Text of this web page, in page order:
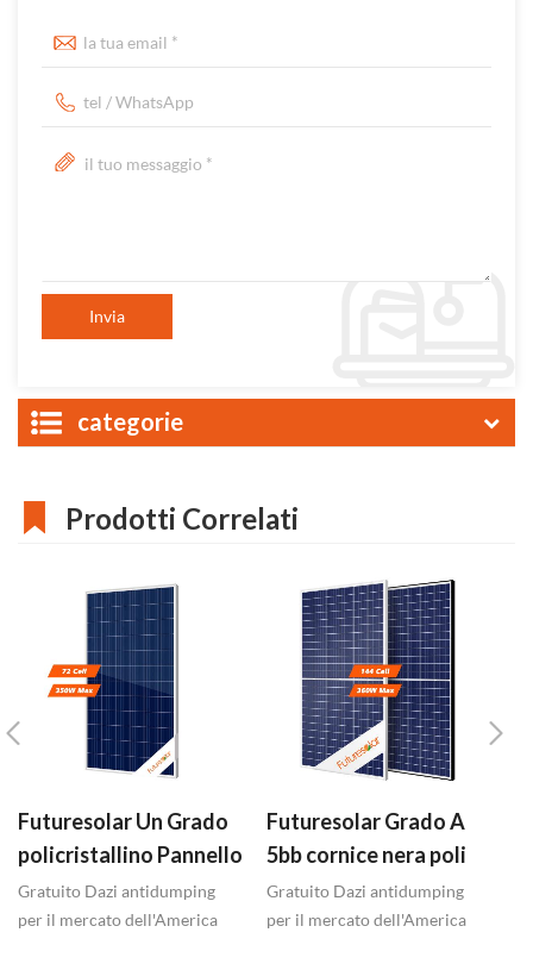
categorie
Prodotti Correlati
Futuresolar Un Grado
policristallino Pannello
Solare 325w-350W
Gratuito Dazi antidumping
per il mercato dell'America
Futuresolar Grado A
5bb cornice nera poli
pannelli solari 340w-
360w
Gratuito Dazi antidumping
per il mercato dell'America